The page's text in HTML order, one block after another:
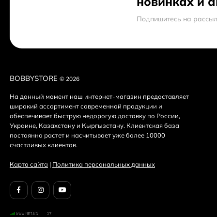
: Портативный USB-концентратор /
Количество выходных разъемов: 4
USB-порты: 3 × USB-A 2.0
Скорость USB-интерфейса: до 480 Мбит/с (480Mbps)
Сетевой порт (LAN)
Длина кабеля
Подпишитесь на
BOBBYSTORE © 2026
На данный момент наш интернет-магазин предоставляет
широкий ассортимент современной продукции и
обеспечивает быструю недорогую доставку по России,
Украине, Казахстану и Кыргызстану. Клиентская база
постоянно растет и насчитывает уже более 10000
счастливых клиентов.
Карта сайта | Политика персональных данных